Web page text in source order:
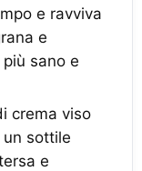
e ravviva
e
sano e
crema viso
sottile
e